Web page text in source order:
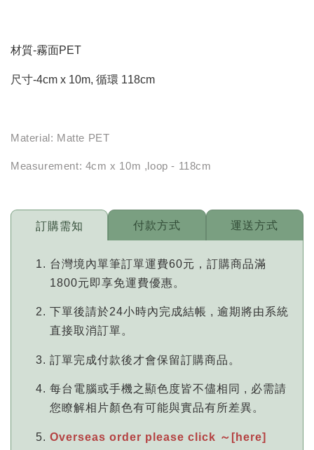
材質-霧面PET
尺寸-4cm x 10m, 循環 118cm
Material: Matte PET
Measurement: 4cm x 10m ,loop - 118cm
訂購需知
台灣境內單筆訂單運費60元，訂購商品滿
1800元即享免運費優惠。
下單後請於24小時內完成結帳 , 逾期將由系統
直接取消訂單。
訂單完成付款後才會保留訂購商品。
每台電腦或手機之顯色度皆不儘相同 , 必需請
您瞭解相片顏色有可能與實品有所差異。
Overseas order please click ～[here]
付款方式 運送方式